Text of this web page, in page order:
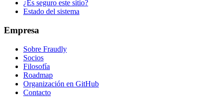
¿Es seguro este sitio?
Estado del sistema
Empresa
Sobre Fraudly
Socios
Filosofía
Roadmap
Organización en GitHub
Contacto